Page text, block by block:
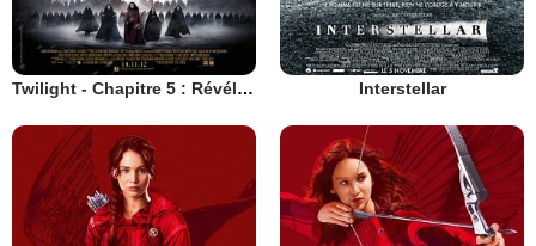
Twilight - Chapitre 5 : Révélation 2e partie Interstellar